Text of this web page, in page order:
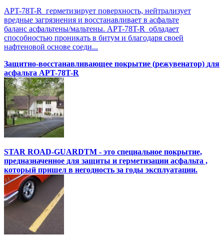
APT-78T-R герметизирует поверхность, нейтрализует
вредные загрязнения и восстанавливает в асфальте
баланс асфальтены/мальтены. APT-78T-R обладает
способностью проникать в битум и благодаря своей
нафтеновой основе соеди...
Защитно-восстанавливающее покрытие (режувенатор) для
асфальта APT-78T-R
STAR ROAD-GUARDTM - это специальное покрытие,
предназначенное для защиты и герметизации асфальта ,
который пришел в негодность за годы эксплуатации.